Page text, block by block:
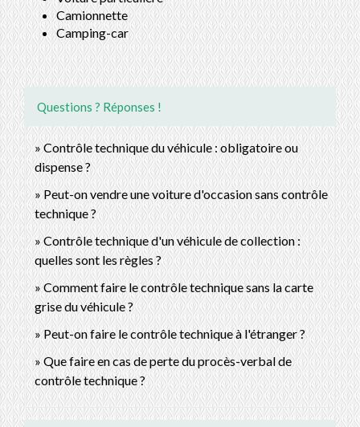
Camionnette
Camping-car
Questions ? Réponses !
Contrôle technique du véhicule : obligatoire ou
dispense ?
Peut-on vendre une voiture d'occasion sans contrôle
technique ?
Contrôle technique d'un véhicule de collection :
quelles sont les règles ?
Comment faire le contrôle technique sans la carte
grise du véhicule ?
Peut-on faire le contrôle technique à l'étranger ?
Que faire en cas de perte du procès-verbal de
contrôle technique ?